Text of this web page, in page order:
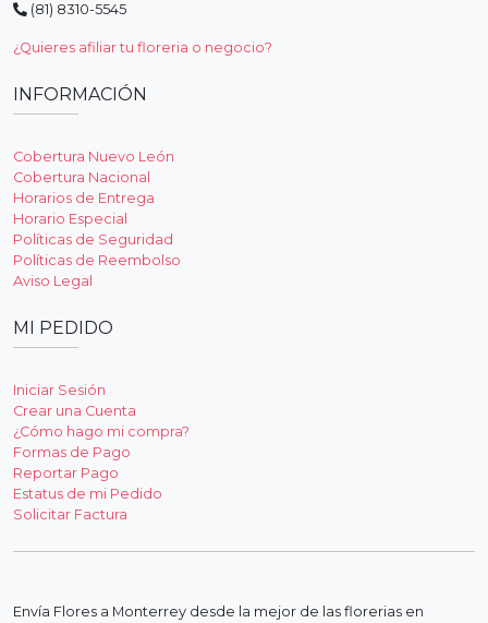
(81) 8310-5545
¿Quieres afiliar tu floreria o negocio?
INFORMACIÓN
Cobertura Nuevo León
Cobertura Nacional
Horarios de Entrega
Horario Especial
Políticas de Seguridad
Políticas de Reembolso
Aviso Legal
MI PEDIDO
Iniciar Sesión
Crear una Cuenta
¿Cómo hago mi compra?
Formas de Pago
Reportar Pago
Estatus de mi Pedido
Solicitar Factura
Envía Flores a Monterrey desde la mejor de las florerias en